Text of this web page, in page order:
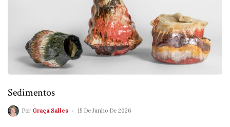
Sedimentos
Por Graça Salles 15 De Junho De 2026